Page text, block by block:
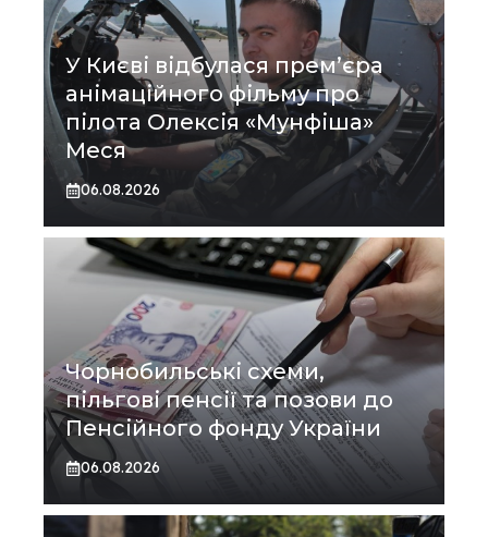
У Києві відбулася прем’єра
анімаційного фільму про
пілота Олексія «Мунфіша»
Меся
06.08.2026
Чорнобильські схеми,
пільгові пенсії та позови до
Пенсійного фонду України
06.08.2026